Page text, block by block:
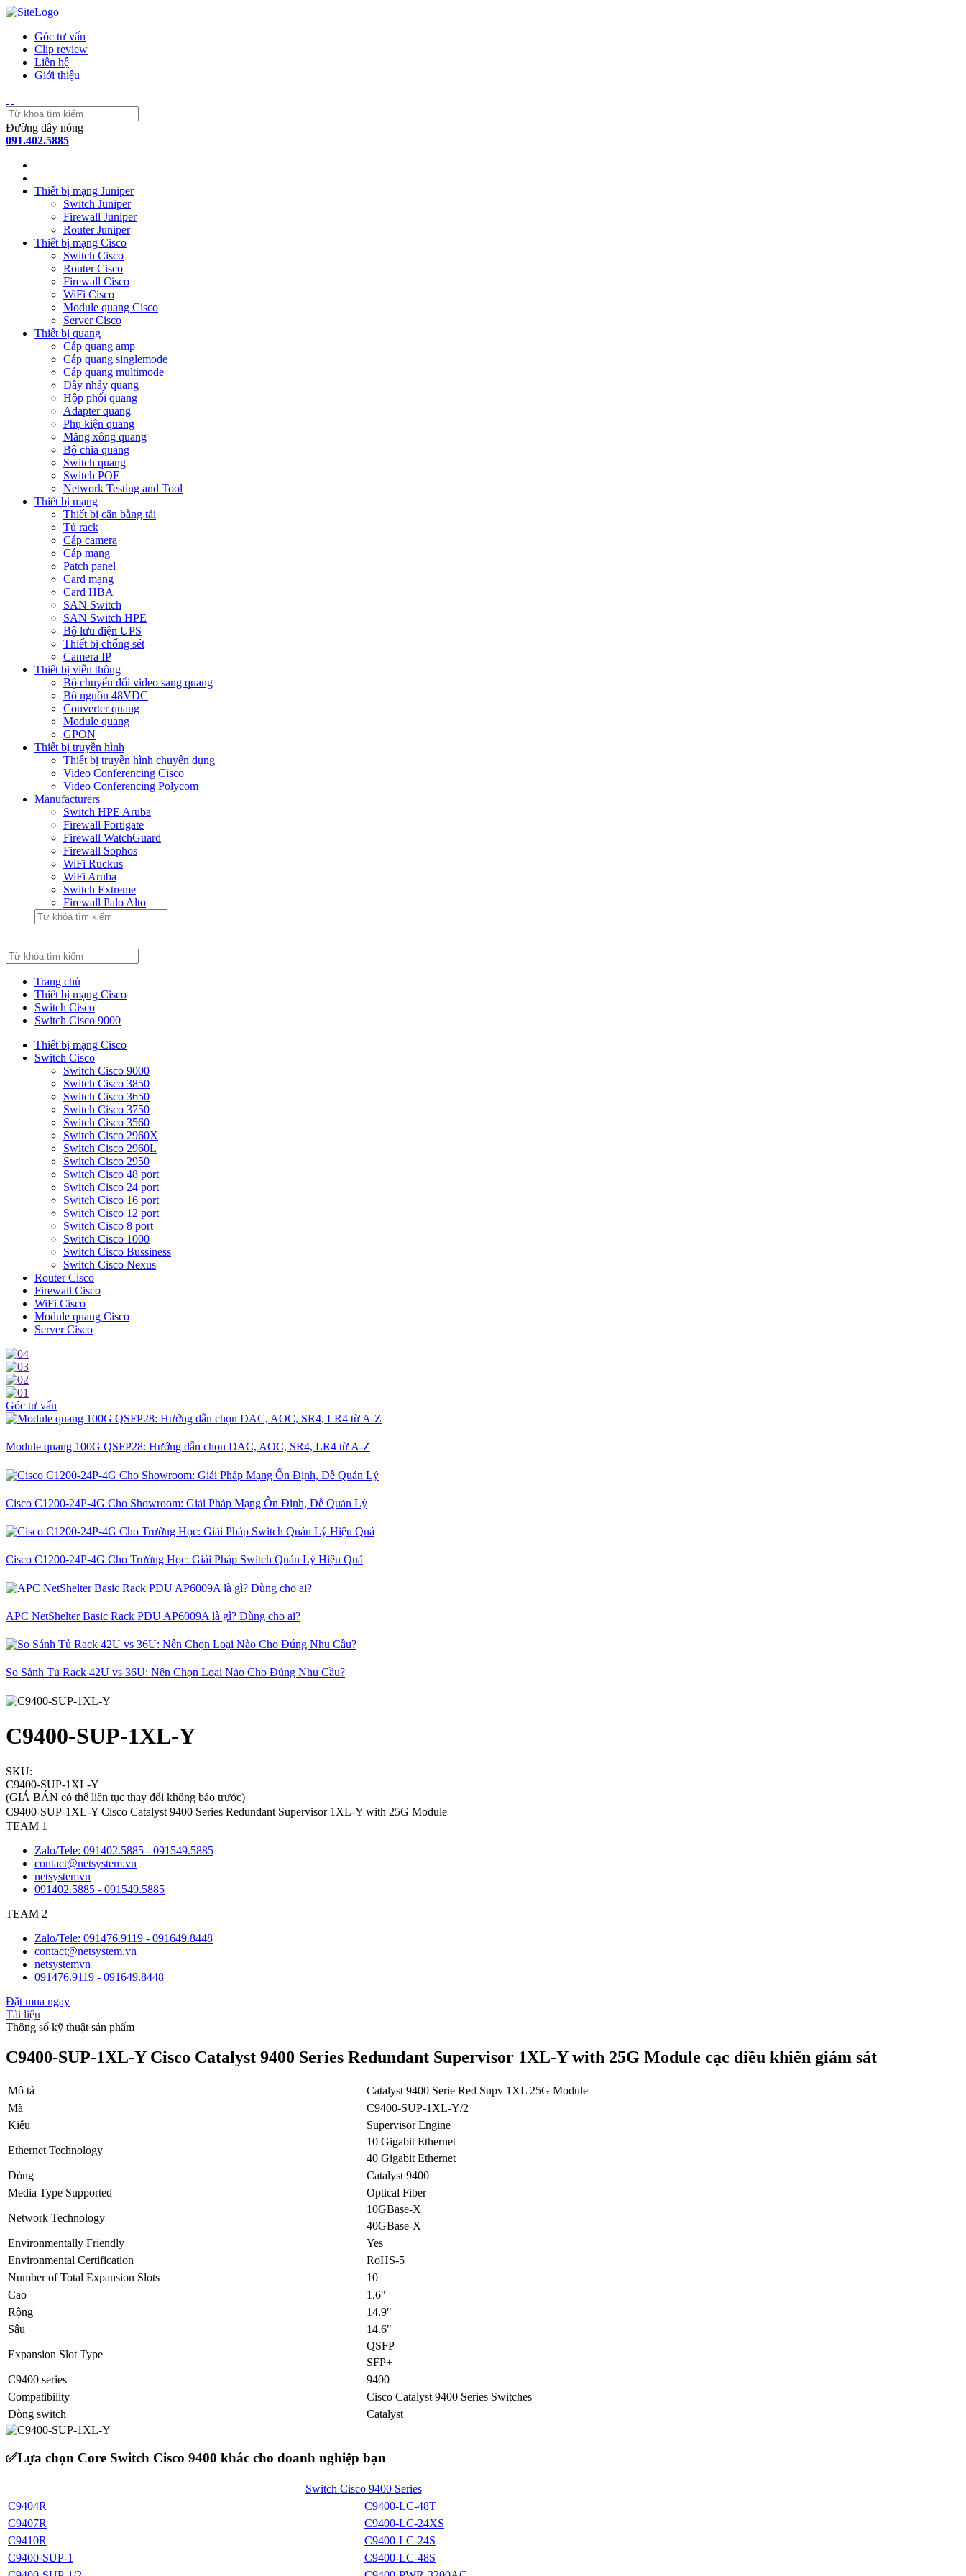
Góc tư vấn
Clip review
Liên hệ
Giới thiệu
Đường dây nóng
091.402.5885
Thiết bị mạng Juniper
Switch Juniper
Firewall Juniper
Router Juniper
Thiết bị mạng Cisco
Switch Cisco
Router Cisco
Firewall Cisco
WiFi Cisco
Module quang Cisco
Server Cisco
Thiết bị quang
Cáp quang amp
Cáp quang singlemode
Cáp quang multimode
Dây nhảy quang
Hộp phối quang
Adapter quang
Phụ kiện quang
Măng xông quang
Bộ chia quang
Switch quang
Switch POE
Network Testing and Tool
Thiết bị mạng
Thiết bị cân bằng tải
Tủ rack
Cáp camera
Cáp mạng
Patch panel
Card mạng
Card HBA
SAN Switch
SAN Switch HPE
Bộ lưu điện UPS
Thiết bị chống sét
Camera IP
Thiết bị viễn thông
Bộ chuyển đổi video sang quang
Bộ nguồn 48VDC
Converter quang
Module quang
GPON
Thiết bị truyền hình
Thiết bị truyền hình chuyên dụng
Video Conferencing Cisco
Video Conferencing Polycom
Manufacturers
Switch HPE Aruba
Firewall Fortigate
Firewall WatchGuard
Firewall Sophos
WiFi Ruckus
WiFi Aruba
Switch Extreme
Firewall Palo Alto
Trang chủ
Thiết bị mạng Cisco
Switch Cisco
Switch Cisco 9000
Thiết bị mạng Cisco
Switch Cisco
Switch Cisco 9000
Switch Cisco 3850
Switch Cisco 3650
Switch Cisco 3750
Switch Cisco 3560
Switch Cisco 2960X
Switch Cisco 2960L
Switch Cisco 2950
Switch Cisco 48 port
Switch Cisco 24 port
Switch Cisco 16 port
Switch Cisco 12 port
Switch Cisco 8 port
Switch Cisco 1000
Switch Cisco Bussiness
Switch Cisco Nexus
Router Cisco
Firewall Cisco
WiFi Cisco
Module quang Cisco
Server Cisco
Góc tư vấn
Module quang 100G QSFP28: Hướng dẫn chọn DAC, AOC, SR4, LR4 từ A-Z
Cisco C1200-24P-4G Cho Showroom: Giải Pháp Mạng Ổn Định, Dễ Quản Lý
Cisco C1200-24P-4G Cho Trường Học: Giải Pháp Switch Quản Lý Hiệu Quả
APC NetShelter Basic Rack PDU AP6009A là gì? Dùng cho ai?
So Sánh Tủ Rack 42U vs 36U: Nên Chọn Loại Nào Cho Đúng Nhu Cầu?
C9400-SUP-1XL-Y
SKU:
C9400-SUP-1XL-Y
(GIÁ BÁN có thể liên tục thay đổi không báo trước)
C9400-SUP-1XL-Y Cisco Catalyst 9400 Series Redundant Supervisor 1XL-Y with 25G Module
TEAM 1
Zalo/Tele: 091402.5885 - 091549.5885
contact@netsystem.vn
netsystemvn
091402.5885 - 091549.5885
TEAM 2
Zalo/Tele: 091476.9119 - 091649.8448
contact@netsystem.vn
netsystemvn
091476.9119 - 091649.8448
Đặt mua ngay
Tài liệu
Thông số kỹ thuật sản phẩm
C9400-SUP-1XL-Y Cisco Catalyst 9400 Series Redundant Supervisor 1XL-Y with 25G Module cạc điều khiển giám sát
Mô tả
Catalyst 9400 Serie Red Supv 1XL 25G Module
Mã
C9400-SUP-1XL-Y/2
Kiểu
Supervisor Engine
Ethernet Technology
10 Gigabit Ethernet
40 Gigabit Ethernet
Dòng
Catalyst 9400
Media Type Supported
Optical Fiber
Network Technology
10GBase-X
40GBase-X
Environmentally Friendly
Yes
Environmental Certification
RoHS-5
Number of Total Expansion Slots
10
Cao
1.6"
Rộng
14.9"
Sâu
14.6"
Expansion Slot Type
QSFP
SFP+
C9400 series
9400
Compatibility
Cisco Catalyst 9400 Series Switches
Dòng switch
Catalyst
✅Lựa chọn Core Switch Cisco 9400 khác cho doanh nghiệp bạn
Switch Cisco 9400 Series
C9404R
C9400-LC-48T
C9407R
C9400-LC-24XS
C9410R
C9400-LC-24S
C9400-SUP-1
C9400-LC-48S